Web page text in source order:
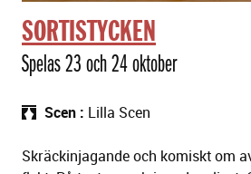
SORTISTYCKEN
Spelas 23 och 24 oktober
Scen Lilla Scen
Skräckinjagande och komiskt om